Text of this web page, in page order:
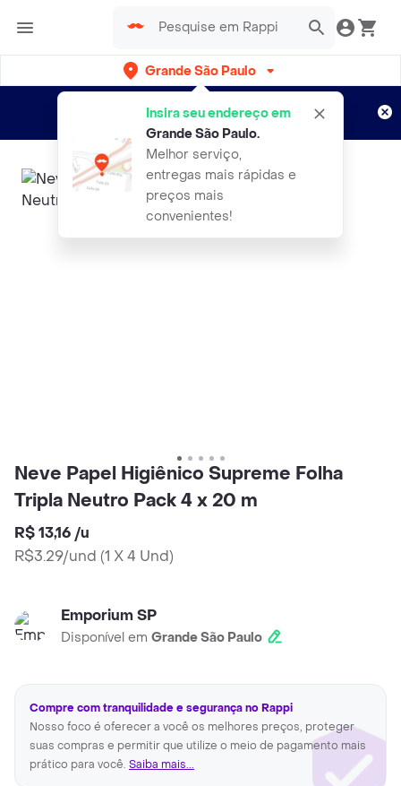
Grande São Paulo
Insira seu endereço em
Grande São Paulo.
Melhor serviço,
entregas mais rápidas e
preços mais
convenientes!
Entregas grátis por 15 dias!
Aplicam T&C
Neve Papel Higiênico Supreme Folha
Tripla Neutro Pack 4 x 20 m
R$ 13,16 /u
R$3.29/und (1 X 4 Und)
Emporium SP
Disponível em Grande São Paulo
Compre com tranquilidade e segurança no Rappi
Nosso foco é oferecer a você os melhores preços, proteger
suas compras e permitir que utilize o meio de pagamento mais
prático para você. Saiba mais...